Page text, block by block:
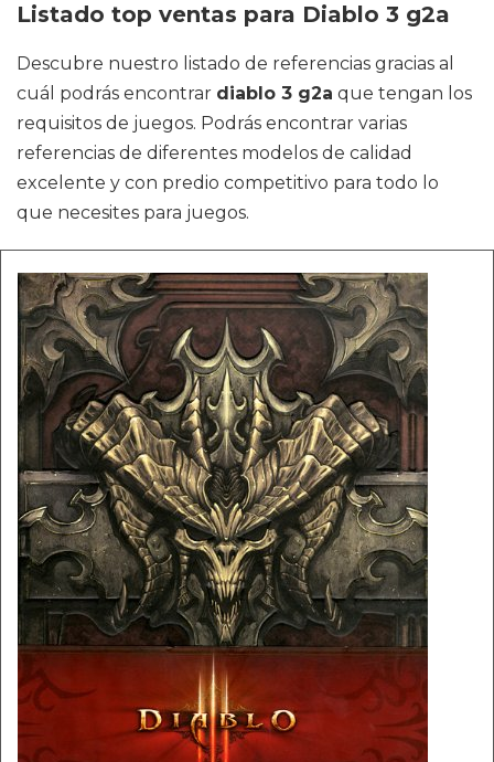
Listado top ventas para Diablo 3 g2a
Descubre nuestro listado de referencias gracias al
cuál podrás encontrar diablo 3 g2a que tengan los
requisitos de juegos. Podrás encontrar varias
referencias de diferentes modelos de calidad
excelente y con predio competitivo para todo lo
que necesites para juegos.